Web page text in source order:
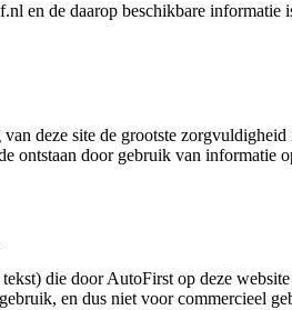
en de daarop beschikbare
deze site de grootste
ontstaan door gebruik van informatie
die door AutoFirst op deze
en dus niet voor commercieel